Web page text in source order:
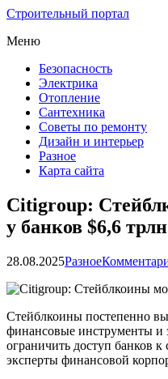
Строительный портал
Меню
Безопасность
Электрика
Отопление
Сантехника
Советы по ремонту
Дизайн и интерьер
Разное
Карта сайта
Citigroup:
у банков $6,6 трлн
28.08.2025Разное
Стейблкоины постепенно
финансовые инструменты и
ограничить доступ банков
эксперты финансовой